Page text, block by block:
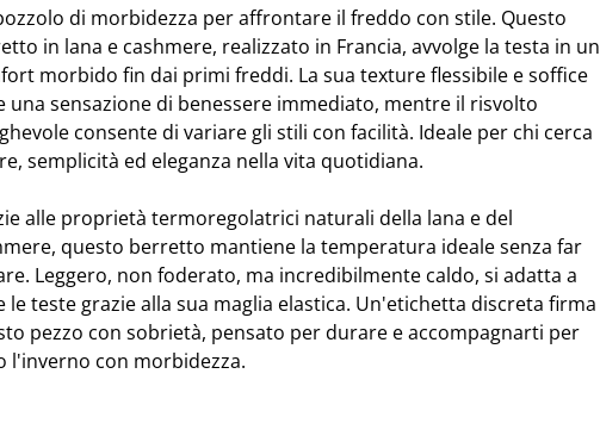
di morbidezza per affrontare il freddo con stile. Questo
in lana e cashmere, realizzato in Francia, avvolge la testa in un
morbido fin dai primi freddi. La sua texture flessibile e soffice
una sensazione di benessere immediato, mentre il risvolto
consente di variare gli stili con facilità. Ideale per chi cerca
semplicità ed eleganza nella vita quotidiana.
alle proprietà termoregolatrici naturali della lana e del
questo berretto mantiene la temperatura ideale senza far
Leggero, non foderato, ma incredibilmente caldo, si adatta a
le teste grazie alla sua maglia elastica. Un'etichetta discreta firma
pezzo con sobrietà, pensato per durare e accompagnarti per
l'inverno con morbidezza.